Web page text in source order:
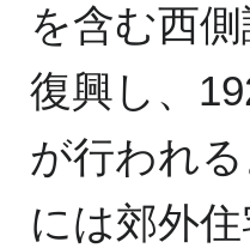
を含む西
復興し、
が行われ
には郊外